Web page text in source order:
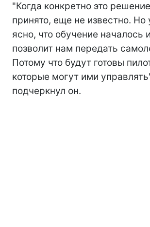
"Когда конкретно это
принято, еще не известно. Но
ясно, что обучение началось
позволит нам передать
Потому что будут готовы
которые могут ими
подчеркнул он.